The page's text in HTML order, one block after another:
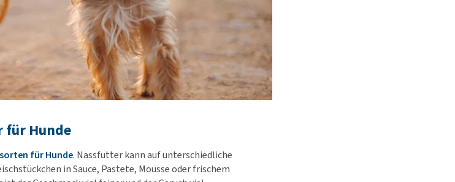
für Hunde
für Hunde. Nassfutter kann auf unterschiedliche
in Sauce, Pastete, Mousse oder frischem